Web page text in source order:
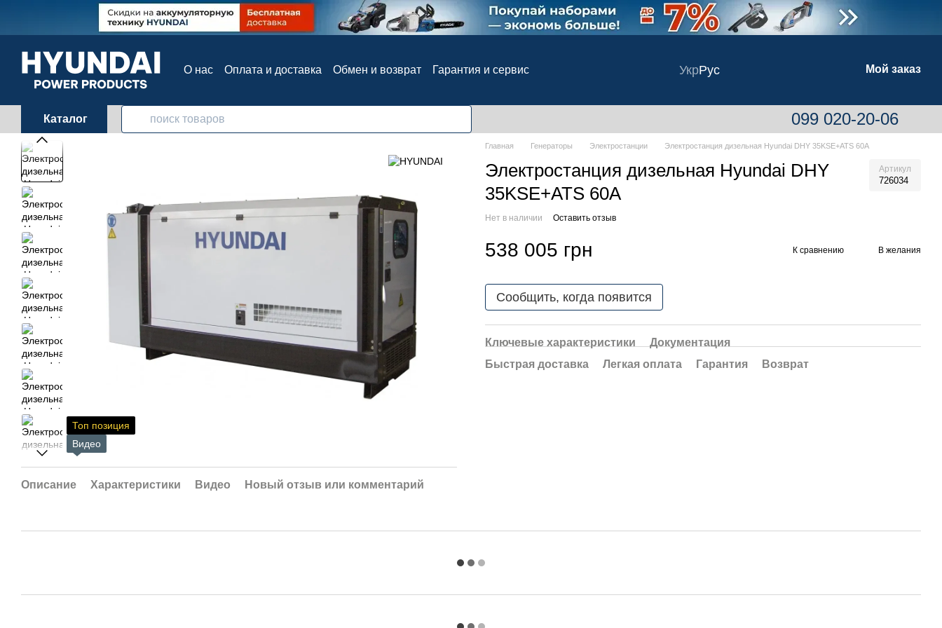
Перейти к основному контенту
О нас Оплата и доставка Обмен и возврат
Гарантия и сервис
УкрРус Мой заказ
Каталог 099 020-20-06
Топ позиция
Видео
Описание Характеристики Видео Новый отзыв или комментарий
Главная Генераторы Электростанции Электростанция дизельная Hyundai DHY 35KSE+ATS 60A
Электростанция дизельная Hyundai DHY
35KSE+ATS 60A
Артикул
726034
Нет в наличии Оставить отзыв
538 005 грн К сравнению В желания
Сообщить, когда появится
Ключевые характеристики
Документация
Быстрая доставка
Легкая оплата Гарантия Возврат